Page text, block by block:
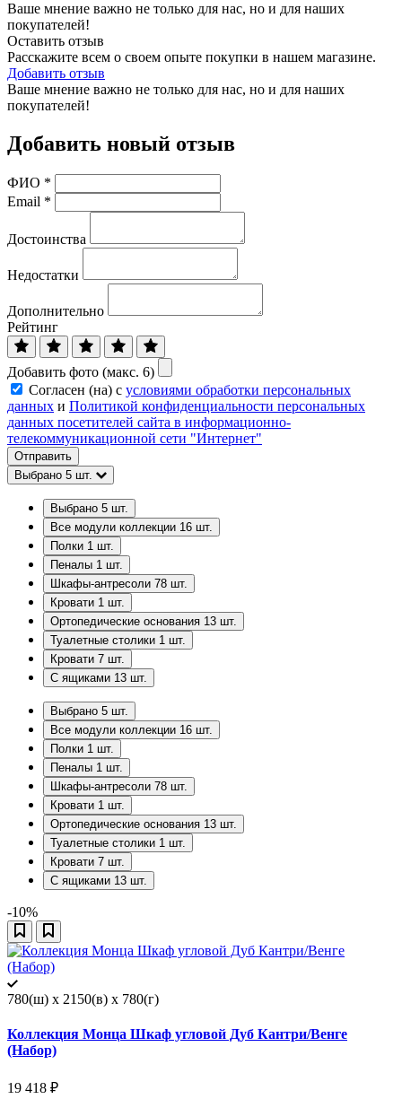
Ваше мнение важно не только для нас, но и для наших
покупателей!
Оставить отзыв
Расскажите всем о своем опыте покупки в нашем магазине.
Добавить отзыв
Ваше мнение важно не только для нас, но и для наших
покупателей!
Добавить новый отзыв
ФИО *
Email *
Достоинства
Недостатки
Дополнительно
Рейтинг
Добавить фото (макс. 6)
Согласен (на) с условиями обработки персональных
данных и Политикой конфиденциальности персональных
данных посетителей сайта в информационно-
телекоммуникационной сети "Интернет"
Отправить
Выбрано 5 шт.
Выбрано 5 шт.
Все модули коллекции 16 шт.
Полки 1 шт.
Пеналы 1 шт.
Шкафы-антресоли 78 шт.
Кровати 1 шт.
Ортопедические основания 13 шт.
Туалетные столики 1 шт.
Кровати 7 шт.
С ящиками 13 шт.
Выбрано 5 шт.
Все модули коллекции 16 шт.
Полки 1 шт.
Пеналы 1 шт.
Шкафы-антресоли 78 шт.
Кровати 1 шт.
Ортопедические основания 13 шт.
Туалетные столики 1 шт.
Кровати 7 шт.
С ящиками 13 шт.
-10%
780(ш) x 2150(в) x 780(г)
Коллекция Монца Шкаф угловой Дуб Кантри/Венге
(Набор)
19 418 ₽